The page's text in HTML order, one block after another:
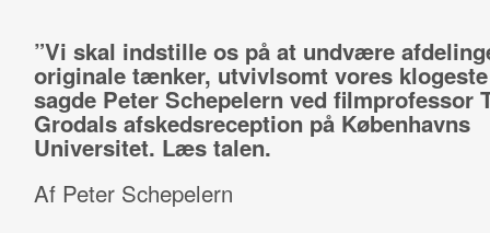
”Vi skal indstille os på at undvære
originale tænker, utvivlsomt vores klogeste
sagde Peter Schepelern ved filmprofessor
Grodals afskedsreception på Københavns
Universitet. Læs talen.
Af Peter Schepelern